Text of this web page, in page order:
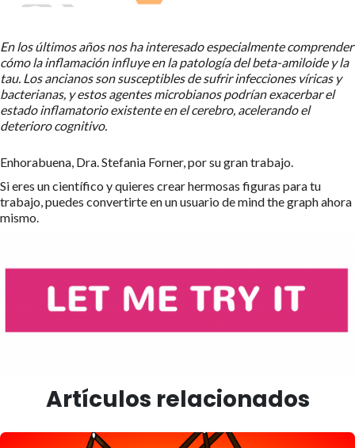
En los últimos años nos ha interesado especialmente comprender
cómo la inflamación influye en la patología del beta-amiloide y la
tau. Los ancianos son susceptibles de sufrir infecciones víricas y
bacterianas, y estos agentes microbianos podrían exacerbar el
estado inflamatorio existente en el cerebro, acelerando el
deterioro cognitivo.
Enhorabuena, Dra. Stefania Forner, por su gran trabajo.
Si eres un científico y quieres crear hermosas figuras para tu
trabajo, puedes convertirte en un usuario de mind the graph ahora
mismo.
Artículos relacionados